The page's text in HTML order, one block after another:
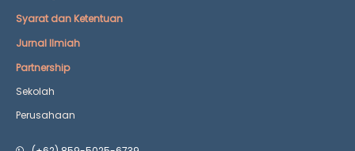
Syarat dan Ketentuan
Jurnal Ilmiah
Partnership
Sekolah
Perusahaan